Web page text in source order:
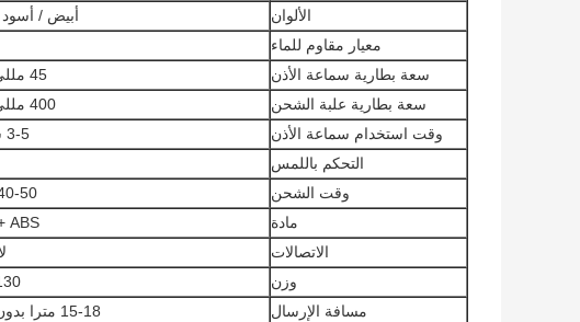
الألوان
أبيض / أسود
معيار مقاوم للماء
سعة بطارية سماعة الأذن
45 مللي أمبير
سعة بطارية علبة الشحن
400 مللي أمبير
وقت استخدام سماعة الأذن
3-5 ساعات
التحكم باللمس
وقت الشحن
40-50
مادة
ABS + بيسي
الاتصالات
وزن
130
مسافة الإرسال
15-18 مترا بدون حاجز